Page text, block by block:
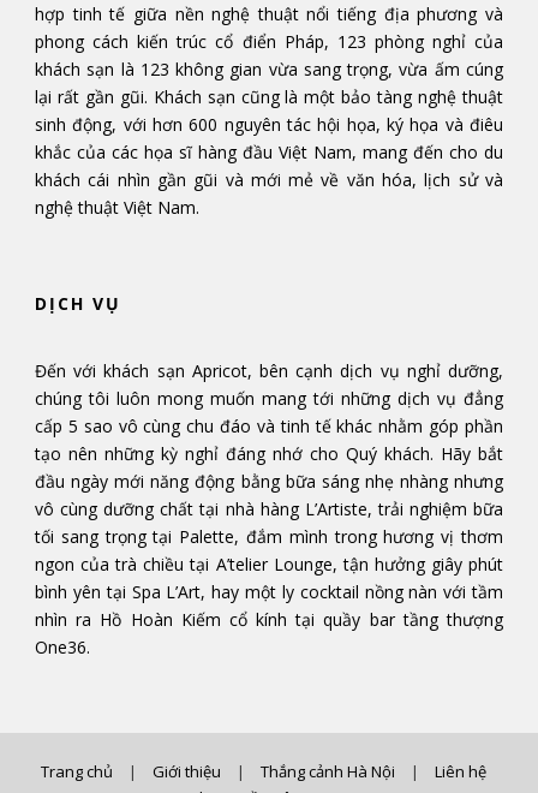
hợp tinh tế giữa nền nghệ thuật nổi tiếng địa phương và
phong cách kiến trúc cổ điển Pháp, 123 phòng nghỉ của
khách sạn là 123 không gian vừa sang trọng, vừa ấm cúng
lại rất gần gũi. Khách sạn cũng là một bảo tàng nghệ thuật
sinh động, với hơn 600 nguyên tác hội họa, ký họa và điêu
khắc của các họa sĩ hàng đầu Việt Nam, mang đến cho du
khách cái nhìn gần gũi và mới mẻ về văn hóa, lịch sử và
nghệ thuật Việt Nam.
DỊCH VỤ
Đến với khách sạn Apricot, bên cạnh dịch vụ nghỉ dưỡng,
chúng tôi luôn mong muốn mang tới những dịch vụ đẳng
cấp 5 sao vô cùng chu đáo và tinh tế khác nhằm góp phần
tạo nên những kỳ nghỉ đáng nhớ cho Quý khách. Hãy bắt
đầu ngày mới năng động bằng bữa sáng nhẹ nhàng nhưng
vô cùng dưỡng chất tại nhà hàng L’Artiste, trải nghiệm bữa
tối sang trọng tại Palette, đắm mình trong hương vị thơm
ngon của trà chiều tại A’telier Lounge, tận hưởng giây phút
bình yên tại Spa L’Art, hay một ly cocktail nồng nàn với tầm
nhìn ra Hồ Hoàn Kiếm cổ kính tại quầy bar tầng thượng
One36.
Trang chủ | Giới thiệu | Thắng cảnh Hà Nội |
Liên hệ